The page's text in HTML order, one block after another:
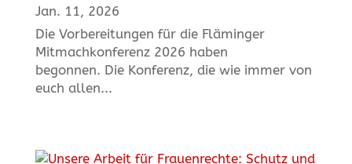
Jan. 11, 2026
Die Vorbereitungen für die Fläminger
Mitmachkonferenz 2026 haben
begonnen. Die Konferenz, die wie immer von
euch allen...